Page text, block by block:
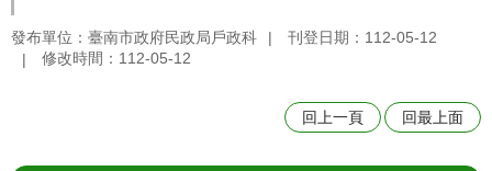
發布單位：臺南市政府民政局戶政科
刊登日期：112-05-12
修改時間：112-05-12
回上一頁 回最上面